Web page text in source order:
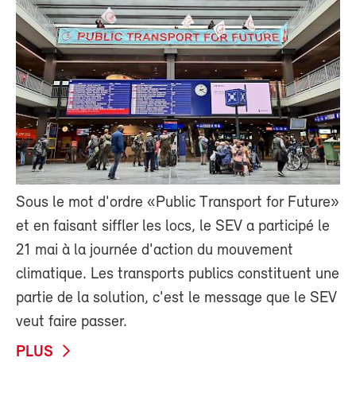
Sous le mot d'ordre «Public Transport for Future»
et en faisant siffler les locs, le SEV a participé le
21 mai à la journée d'action du mouvement
climatique. Les transports publics constituent une
partie de la solution, c'est le message que le SEV
veut faire passer.
PLUS